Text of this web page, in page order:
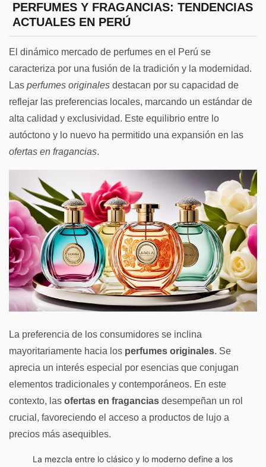
PERFUMES Y FRAGANCIAS: TENDENCIAS
ACTUALES EN PERÚ
El dinámico mercado de perfumes en el Perú se
caracteriza por una fusión de la tradición y la modernidad.
Las perfumes originales destacan por su capacidad de
reflejar las preferencias locales, marcando un estándar de
alta calidad y exclusividad. Este equilibrio entre lo
autóctono y lo nuevo ha permitido una expansión en las
ofertas en fragancias.
La preferencia de los consumidores se inclina
mayoritariamente hacia los perfumes originales. Se
aprecia un interés especial por esencias que conjugan
elementos tradicionales y contemporáneos. En este
contexto, las ofertas en fragancias desempeñan un rol
crucial, favoreciendo el acceso a productos de lujo a
precios más asequibles.
La mezcla entre lo clásico y lo moderno define a los